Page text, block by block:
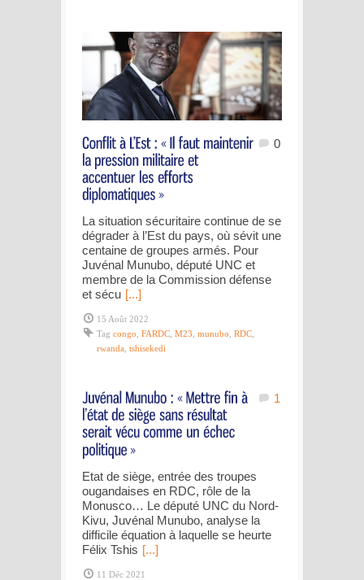
0
La situation sécuritaire continue de se
dégrader à l’Est du pays, où sévit une
centaine de groupes armés. Pour
Juvénal Munubo, député UNC et
membre de la Commission défense
et sécu [...]
15 Août 2022
Tag congo FARDC M23 munubo RDC
rwanda tshisekedi
1
Etat de siège, entrée des troupes
ougandaises en RDC, rôle de la
Monusco… Le député UNC du Nord-
Kivu, Juvénal Munubo, analyse la
difficile équation à laquelle se heurte
Félix Tshis [...]
11 Déc 2021